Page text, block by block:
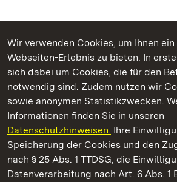
Wir verwenden Cookies, um Ihnen
Webseiten-Erlebnis zu bieten. In
sich dabei um Cookies, die für den
notwendig sind. Zudem nutzen wir
sowie anonymen Statistikzwecken.
Informationen finden Sie in unseren
Datenschutzhinweisen. Ihre
Speicherung der Cookies und den
nach § 25 Abs. 1 TTDSG, die
Datenverarbeitung nach Art. 6 Abs. 1
Kommen. Staunen. Genießen.
Residenzschloss Ludwigsburg
Staatliche Schlösser und Gärten